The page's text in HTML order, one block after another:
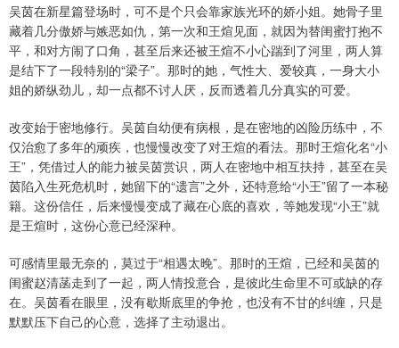
吴茵在新星篇登场时，可不是个只会靠家族光环的娇小姐。她骨子里
藏着几分傲娇与嫉恶如仇，第一次和王煊见面，就因为替闺蜜打抱不
平，和对方闹了口角，甚至后来还被王煊不小心踹到了河里，两人算
是结下了一段特别的“梁子”。那时的她，气性大、爱较真，一身大小
姐的娇纵劲儿，却一点都不讨人厌，反而透着几分真实的可爱。
改变始于密地修行。吴茵自幼便有病根，是在密地的凶险历练中，不
仅治愈了多年的顽疾，也慢慢改变了对王煊的看法。那时王煊化名“小
王”，凭借过人的能力被吴茵赏识，两人在密地中相互扶持，甚至在吴
茵陷入生死危机时，她留下的“遗言”之外，还特意给“小王”留了一本秘
籍。这份信任，后来慢慢变成了藏在心底的喜欢，等她发现“小王”就
是王煊时，这份心意已经深种。
可感情里最无奈的，莫过于“相遇太晚”。那时的王煊，已经和吴茵的
闺蜜赵清菡走到了一起，两人情投意合，是彼此生命里不可或缺的存
在。吴茵看在眼里，没有歇斯底里的争抢，也没有不甘的纠缠，只是
默默压下自己的心意，选择了主动退出。